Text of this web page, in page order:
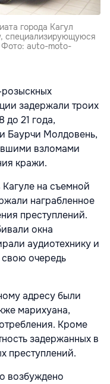
города Кагул
специализирующуюся
Фото: auto-moto-
задержали троих
до 21 года,
Баурчи Молдовень,
взломами
кражи.
на съемной
награбленное
преступлений.
окна
аудиотехнику и
очередь
адресу были
марихуана,
Кроме
задержанных в
преступлений.
возбуждено